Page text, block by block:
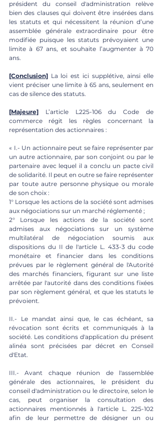
président du conseil d'administration relève
bien des clauses qui doivent être insérées dans
les statuts et qui nécessitent la réunion d’une
assemblée générale extraordinaire pour être
modifiée puisque les statuts prévoyaient une
limite à 67 ans, et souhaite l’augmenter à 70
ans.
[Conclusion] La loi est ici supplétive, ainsi elle
vient préciser une limite à 65 ans, seulement en
cas de silence des statuts.
[Majeure] L’article L225-106 du Code de
commerce régit les règles concernant la
représentation des actionnaires :
« I.- Un actionnaire peut se faire représenter par
un autre actionnaire, par son conjoint ou par le
partenaire avec lequel il a conclu un pacte civil
de solidarité. Il peut en outre se faire représenter
par toute autre personne physique ou morale
de son choix :
1° Lorsque les actions de la société sont admises
aux négociations sur un marché réglementé ;
2° Lorsque les actions de la société sont
admises aux négociations sur un système
multilatéral de négociation soumis aux
dispositions du II de l'article L. 433-3 du code
monétaire et financier dans les conditions
prévues par le règlement général de l'Autorité
des marchés financiers, figurant sur une liste
arrêtée par l'autorité dans des conditions fixées
par son règlement général, et que les statuts le
prévoient.
II.- Le mandat ainsi que, le cas échéant, sa
révocation sont écrits et communiqués à la
société. Les conditions d'application du présent
alinéa sont précisées par décret en Conseil
d'Etat.
III.- Avant chaque réunion de l'assemblée
générale des actionnaires, le président du
conseil d'administration ou le directoire, selon le
cas, peut organiser la consultation des
actionnaires mentionnés à l'article L. 225-102
afin de leur permettre de désigner un ou